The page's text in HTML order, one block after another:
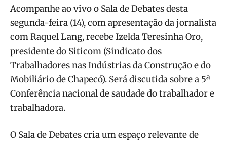
Acompanhe ao vivo o Sala de Debates desta
segunda-feira (14), com apresentação da jornalista
com Raquel Lang, recebe Izelda Teresinha Oro,
presidente do Siticom (Sindicato dos
Trabalhadores nas Indústrias da Construção e do
Mobiliário de Chapecó). Será discutida sobre a 5ª
Conferência nacional de saudade do trabalhador e
trabalhadora.
O Sala de Debates cria um espaço relevante de